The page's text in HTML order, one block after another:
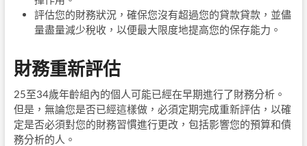
評估您的財務狀況，確保您沒有超過您的貸款貸款，並儘
量盡量減少稅收，以便最大限度地提高您的保存能力。
財務重新評估
25至34歲年齡組內的個人可能已經在早期進行了財務分析。
但是，無論您是否已經這樣做，必須定期完成重新評估，以確
定是否必須對您的財務習慣進行更改，包括影響您的預算和債
務分析的人。